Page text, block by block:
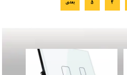
۴ ۵ بعدی